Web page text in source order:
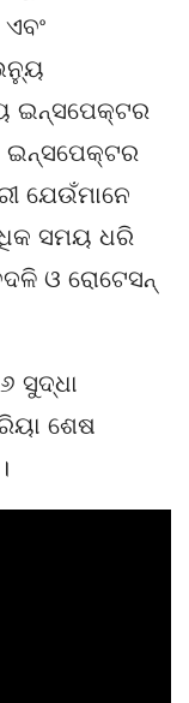
ଇନ୍ସପେକ୍ଟର
ଯେଉଁମାନେ
ସମୟ ଧରି
ଓ ରୋଟେସନ୍
ସୁଦ୍ଧା
ଶେଷ